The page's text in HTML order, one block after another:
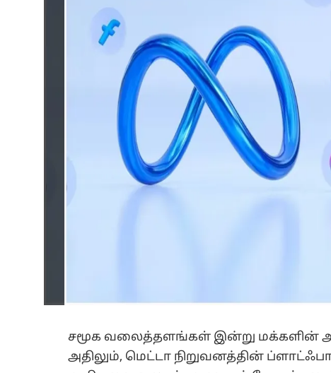
சமூக வலைத்தளங்கள் இன்று மக்களின்
அதிலும், மெட்டா நிறுவனத்தின்